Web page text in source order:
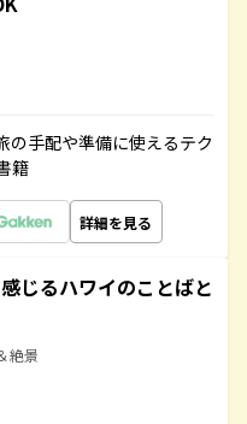
の手配や準備に使えるテク
籍
詳細を見る
じるハワイのことばと
絶景